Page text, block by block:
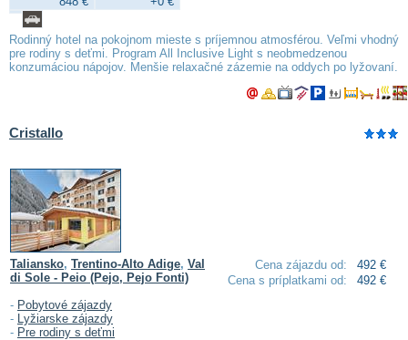
Rodinný hotel na pokojnom mieste s príjemnou atmosférou. Veľmi vhodný
pre rodiny s deťmi. Program All Inclusive Light s neobmedzenou
konzumáciou nápojov. Menšie relaxačné zázemie na oddych po lyžovaní.
Cristallo
Cena zájazdu od:
492 €
Cena s príplatkami od:
492 €
Taliansko, Trentino-Alto Adige, Val
di Sole - Peio (Pejo, Pejo Fonti)
- Pobytové zájazdy
- Lyžiarske zájazdy
- Pre rodiny s deťmi